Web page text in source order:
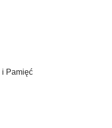
i Pamięć